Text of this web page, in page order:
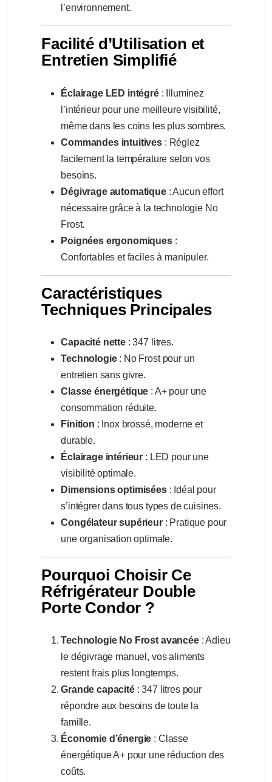
l’environnement.
Facilité d’Utilisation et
Entretien Simplifié
Éclairage LED intégré: Illuminez
l’intérieur pour une meilleure visibilité,
même dans les coins les plus sombres.
Commandes intuitives : Réglez
facilement la température selon vos
besoins.
Dégivrage automatique: Aucun effort
nécessaire grâce à la technologie No
Frost.
Poignées ergonomiques:
Confortables et faciles à manipuler.
Caractéristiques
Techniques Principales
Capacité nette: 347 litres.
Technologie: No Frost pour un
entretien sans givre.
Classe énergétique : A+ pour une
consommation réduite.
Finition : Inox brossé, moderne et
durable.
Éclairage intérieur : LED pour une
visibilité optimale.
Dimensions optimisées: Idéal pour
s’intégrer dans tous types de cuisines.
Congélateur supérieur: Pratique pour
une organisation optimale.
Pourquoi Choisir Ce
Réfrigérateur Double
Porte Condor ?
Technologie No Frost avancée: Adieu
le dégivrage manuel, vos aliments
restent frais plus longtemps.
Grande capacité: 347 litres pour
répondre aux besoins de toute la
famille.
Économie d’énergie : Classe
énergétique A+ pour une réduction des
coûts.